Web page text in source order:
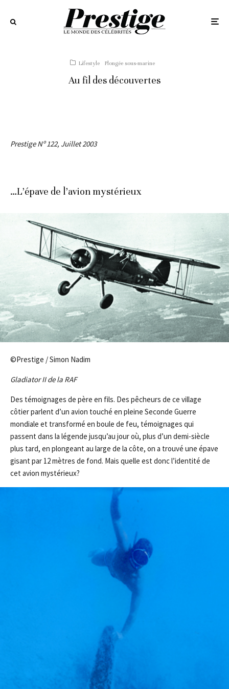
Lifestyle Plongée sous-marine
Au fil des découvertes
Prestige Nº 122, Juillet 2003
…L’épave de l’avion mystérieux
©Prestige / Simon Nadim
Gladiator II de la RAF
Des témoignages de père en fils. Des pêcheurs de ce village
côtier parlent d’un avion touché en pleine Seconde ­Guerre
mondiale et transformé en boule de feu, témoignages qui
passent dans la légende jusqu’au jour où, plus d’un demi-siècle
plus tard, en plongeant au large de la côte, on a trouvé une épave
gisant par 12 mètres de fond. Mais quelle est donc l’identité de
cet avion mystérieux?